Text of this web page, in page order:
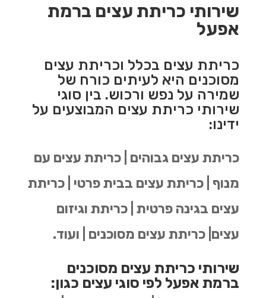
שירותי כריתת עצים ברמת
אפעל
כריתת עצים בכלל וכריתת עצים
מסוכנים היא לעיתים כורח של
שמירה על נפש ורכוש. בין סוגי
שירותי כריתת עצים המבוצעים על
ידינו:
כריתת עצים גבוהים | כריתת עצים עם
מנוף | כריתת עצים בבית פרטי | כריתת
עצים בגינה פרטית | כריתת וגיזום
עצים| כריתת עצים מסוכנים | ועוד.
שירותי כריתת עצים מסוכנים
ברמת אפעל לפי סוגי עצים כגון: